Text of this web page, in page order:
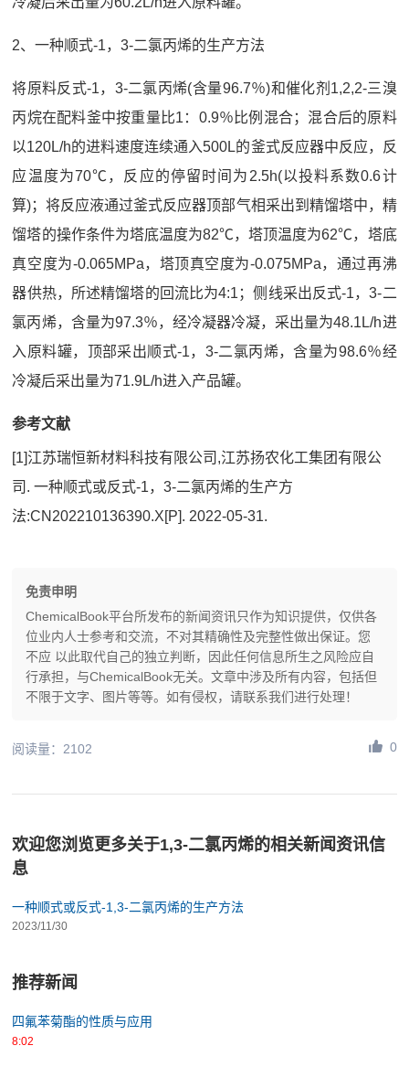
2、一种顺式‑1，3‑二氯丙烯的生产方法
将原料反式‑1，3‑二氯丙烯(含量96.7％)和催化剂1,2,2‑三溴
丙烷在配料釜中按重量比1：0.9％比例混合；混合后的原料
以120L/h的进料速度连续通入500L的釜式反应器中反应，反
应温度为70℃，反应的停留时间为2.5h(以投料系数0.6计
算)；将反应液通过釜式反应器顶部气相采出到精馏塔中，精
馏塔的操作条件为塔底温度为82℃，塔顶温度为62℃，塔底
真空度为‑0.065MPa，塔顶真空度为‑0.075MPa，通过再沸
器供热，所述精馏塔的回流比为4:1；侧线采出反式‑1，3‑二
氯丙烯，含量为97.3％，经冷凝器冷凝，采出量为48.1L/h进
入原料罐，顶部采出顺式‑1，3‑二氯丙烯，含量为98.6％经
冷凝后采出量为71.9L/h进入产品罐。
参考文献
[1]江苏瑞恒新材料科技有限公司,江苏扬农化工集团有限公
司. 一种顺式或反式-1，3-二氯丙烯的生产方
法:CN202210136390.X[P]. 2022-05-31.
免责申明
ChemicalBook平台所发布的新闻资讯只作为知识提供，仅供各
位业内人士参考和交流，不对其精确性及完整性做出保证。您
不应 以此取代自己的独立判断，因此任何信息所生之风险应自
行承担，与ChemicalBook无关。文章中涉及所有内容，包括但
不限于文字、图片等等。如有侵权，请联系我们进行处理！
阅读量：2102 0
欢迎您浏览更多关于1,3-二氯丙烯的相关新闻资讯信
息
一种顺式或反式-1,3-二氯丙烯的生产方法
2023/11/30
推荐新闻
四氟苯菊酯的性质与应用
8:02